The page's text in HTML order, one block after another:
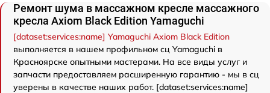
Ремонт шума в массажном кресле массажного
кресла Axiom Black Edition Yamaguchi
[dataset:services:name] Yamaguchi Axiom Black Edition
выполняется в нашем профильном сц Yamaguchi в
Красноярске опытными мастерами. На все виды услуг и
запчасти предоставляем расширенную гарантию - мы в сц
уверены в качестве наших работ. [dataset:services:name]